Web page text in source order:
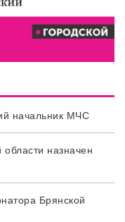
начальник МЧС
области назначен
Брянской